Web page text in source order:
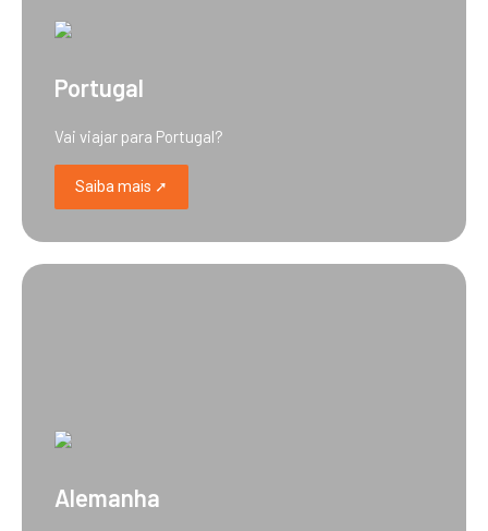
Portugal
Vai viajar para Portugal?
Saiba mais ➚
Alemanha